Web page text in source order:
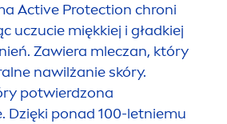
Active Protection chroni
uczucie miękkiej i gładkiej
Zawiera mleczan, który
ne nawilżanie skóry.
potwierdzona
Dzięki ponad 100-letniemu